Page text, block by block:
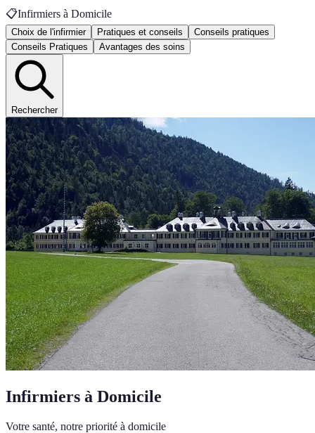
📋Infirmiers à Domicile
Choix de l'infirmier Pratiques et conseils
Conseils pratiques
Conseils Pratiques
Avantages des soins
Rechercher
Infirmiers à Domicile
Votre santé, notre priorité à domicile